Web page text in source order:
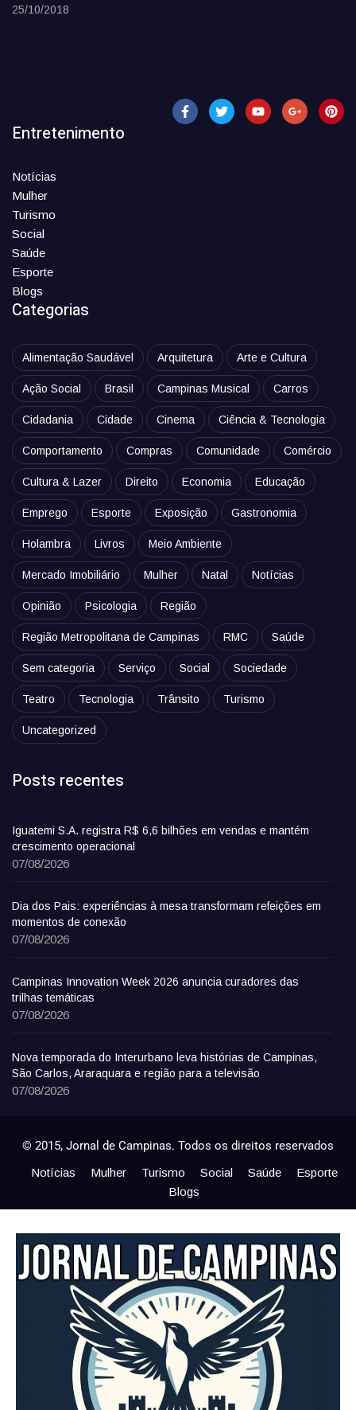
25/10/2018
Entretenimento
Notícias
Mulher
Turismo
Social
Saúde
Esporte
Blogs
Categorias
Alimentação Saudável Arquitetura Arte e Cultura
Ação Social Brasil Campinas Musical Carros
Cidadania Cidade Cinema Ciência & Tecnologia
Comportamento Compras Comunidade Comércio
Cultura & Lazer Direito Economia Educação
Emprego Esporte Exposição Gastronomia
Holambra Livros Meio Ambiente
Mercado Imobiliário Mulher Natal Notícias
Opinião Psicologia Região
Região Metropolitana de Campinas RMC Saúde
Sem categoria Serviço Social Sociedade
Teatro Tecnologia Trânsito Turismo
Uncategorized
Posts recentes
Iguatemi S.A. registra R$ 6,6 bilhões em vendas e mantém
crescimento operacional
07/08/2026
Dia dos Pais: experiências à mesa transformam refeições em
momentos de conexão
07/08/2026
Campinas Innovation Week 2026 anuncia curadores das
trilhas temáticas
07/08/2026
Nova temporada do Interurbano leva histórias de Campinas,
São Carlos, Araraquara e região para a televisão
07/08/2026
© 2015, Jornal de Campinas. Todos os direitos reservados
Notícias Mulher Turismo Social Saúde
Esporte
Blogs